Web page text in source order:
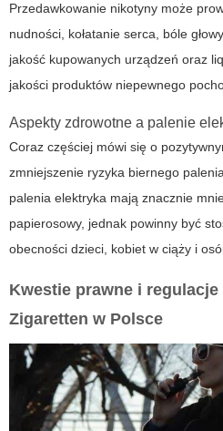
Przedawkowanie nikotyny może
nudności, kołatanie serca, bóle
jakość kupowanych urządzeń oraz
jakości produktów niepewnego
Aspekty zdrowotne a palenie
Coraz częściej mówi się o
zmniejszenie ryzyka biernego
palenia elektryka mają znacznie
papierosowy, jednak powinny być
obecności dzieci, kobiet w ciąży i
Kwestie prawne i regulacje
Zigaretten w Polsce